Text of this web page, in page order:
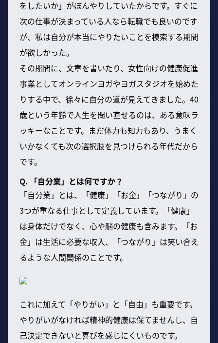
をしたいか」がぼんやりしていたからです。すぐに
次の仕事が決まっている人なら転職でも良いのです
が、私は自分が本当にやりたいことを模索する期間
が欲しかった。
その期間に、文章を書いたり、女性向けの健康促進
事業としてオンラインヨガやヨガスタジオを始めた
りする中で、徐々に自分の道が見えてきました。40
歳という年齢で人生を問い直せるのは、ある意味ラ
ッキーなことです。まだ体力も知力もあり、うまく
いかなくても次の選択肢を見つけられる年代だから
です。
Q. 「自分業」とは何ですか？
「自分業」とは、「健康」「お金」「つながり」の
3つが重なる仕事として定義しています。「健康」
は身体だけでなく、心や脳の健康も含みます。「お
金」は生活に必要な収入、「つながり」は笑い合え
るような人間関係のことです。
これに加えて「やりがい」と「自由」も重要です。
やりがいがなければ精神的健康は保てませんし、自
己決定できないと喜びを感じにくいものです。